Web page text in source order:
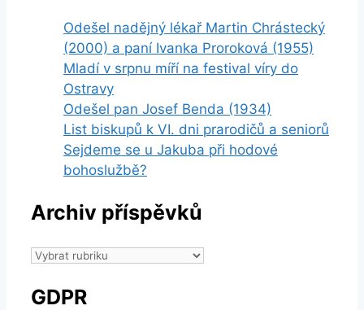
Odešel nadějný lékař Martin Chrástecký
(2000) a paní Ivanka Proroková (1955)
Mladí v srpnu míří na festival víry do
Ostravy
Odešel pan Josef Benda (1934)
List biskupů k VI. dni prarodičů a seniorů
Sejdeme se u Jakuba při hodové
bohoslužbě?
Archiv příspěvků
Archiv
GDPR